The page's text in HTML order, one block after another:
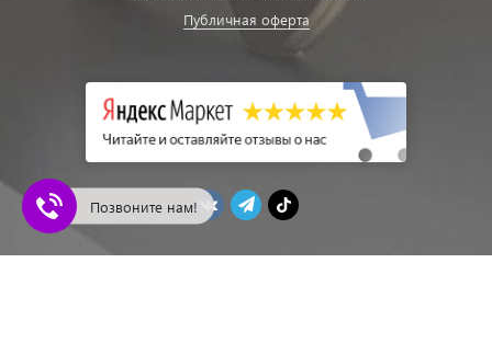
Публичная оферта
Позвоните нам!